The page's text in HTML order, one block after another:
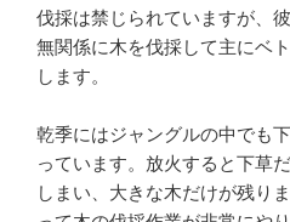
伐採は禁じられていますが、
無関係に木を伐採して主にベ
します。
乾季にはジャングルの中でも
っています。放火すると下草
しまい、大きな木だけが残り